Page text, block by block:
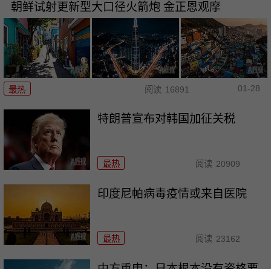
朝鲜试射更新型大口径火箭炮 金正恩观摩
最热 阅读 16891 01-28
特朗普宣布对韩国加征关税
最热 阅读 20909
印度尼帕病毒疫情或来自医院
最热 阅读 23162